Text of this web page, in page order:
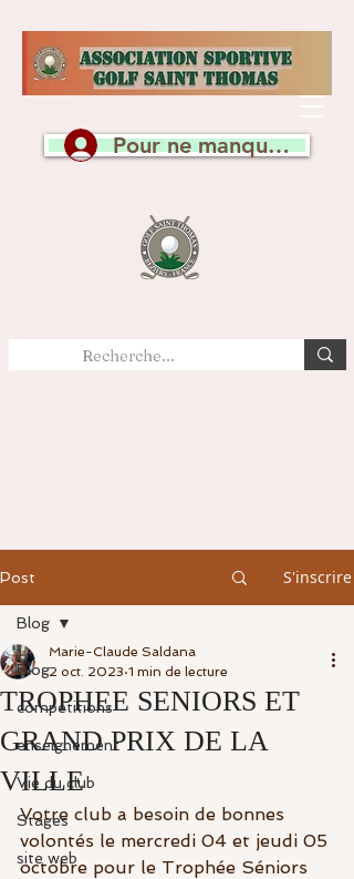
Pour ne manquer
Post S'inscrire
Blog
compétitions
enseignement
Vie du club
Stages
site web
Blog
TROPHEE SENIORS ET
GRAND PRIX DE LA
VILLE
Marie-Claude Saldana
2 oct. 2023 1 min de lecture
Votre club a besoin de bonnes
volontés le mercredi 04 et jeudi 05
octobre pour le Trophée Séniors